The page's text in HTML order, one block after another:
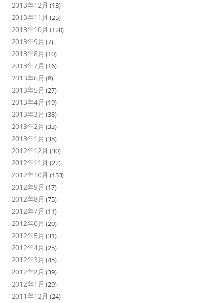
2013年12月 (13)
2013年11月 (25)
2013年10月 (120)
2013年9月 (7)
2013年8月 (10)
2013年7月 (16)
2013年6月 (8)
2013年5月 (27)
2013年4月 (19)
2013年3月 (38)
2013年2月 (33)
2013年1月 (38)
2012年12月 (30)
2012年11月 (22)
2012年10月 (133)
2012年9月 (17)
2012年8月 (75)
2012年7月 (11)
2012年6月 (20)
2012年5月 (31)
2012年4月 (25)
2012年3月 (45)
2012年2月 (39)
2012年1月 (29)
2011年12月 (24)